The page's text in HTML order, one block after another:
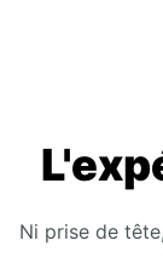
Ni prise de